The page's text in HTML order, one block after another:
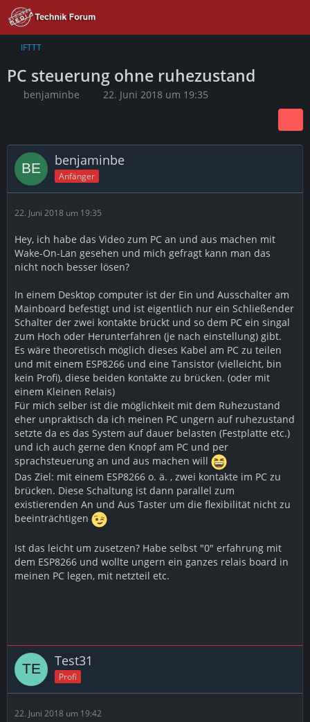
IFTTT
PC steuerung ohne ruhezustand
benjaminbe 22. Juni 2018 um 19:35
benjaminbe
Anfänger
22. Juni 2018 um 19:35
Hey, ich habe das Video zum PC an und aus machen mit
Wake-On-Lan gesehen und mich gefragt kann man das
nicht noch besser lösen?
In einem Desktop computer ist der Ein und Ausschalter am
Mainboard befestigt und ist eigentlich nur ein Schließender
Schalter der zwei kontakte brückt und so dem PC ein singal
zum Hoch oder Herunterfahren (je nach einstellung) gibt.
Es wäre theoretisch möglich dieses Kabel am PC zu teilen
und mit einem ESP8266 und eine Tansistor (vielleicht, bin
kein Profi), diese beiden kontakte zu brücken. (oder mit
einem Kleinen Relais)
Für mich selber ist die möglichkeit mit dem Ruhezustand
eher unpraktisch da ich meinen PC ungern auf ruhezustand
setzte da es das System auf dauer belasten (Festplatte etc.)
und ich auch gerne den Knopf am PC und per
sprachsteuerung an und aus machen will
Das Ziel: mit einem ESP8266 o. ä. , zwei kontakte im PC zu
brücken. Diese Schaltung ist dann parallel zum
existierenden An und Aus Taster um die flexibilität nicht zu
beeinträchtigen
Ist das leicht um zusetzen? Habe selbst "0" erfahrung mit
dem ESP8266 und wollte ungern ein ganzes relais board in
meinen PC legen, mit netzteil etc.
Test31
Profi
22. Juni 2018 um 19:42